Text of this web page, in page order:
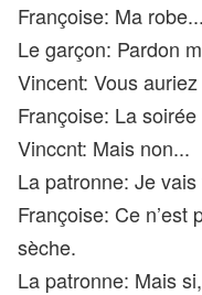
Françoise: Ma robe...
Le garçon: Pardon
Vincent: Vous
Françoise: La
Vinccnt: Mais non...
La patronne: Je
Françoise: Ce n’est
sèche.
La patronne: Mais